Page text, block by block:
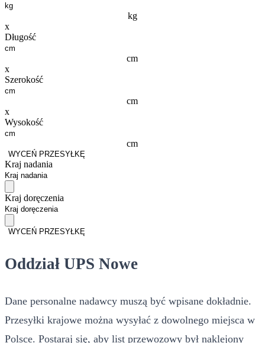
kg
x
Długość
cm
x
Szerokość
cm
x
Wysokość
cm
WYCEŃ PRZESYŁKĘ
Kraj nadania
Kraj doręczenia
WYCEŃ PRZESYŁKĘ
Oddział UPS Nowe
Dane personalne nadawcy muszą być wpisane dokładnie.
Przesyłki krajowe można wysyłać z dowolnego miejsca w
Polsce. Postaraj się, aby list przewozowy był naklejony